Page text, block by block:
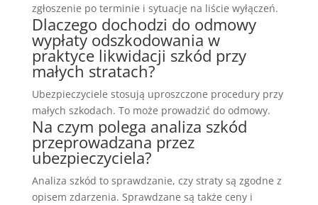
zgłoszenie po terminie i sytuacje na liście wyłączeń.
Dlaczego dochodzi do odmowy
wypłaty odszkodowania w
praktyce likwidacji szkód przy
małych stratach?
Ubezpieczyciele stosują uproszczone procedury przy
małych szkodach. To może prowadzić do odmowy.
Na czym polega analiza szkód
przeprowadzana przez
ubezpieczyciela?
Analiza szkód to sprawdzanie, czy straty są zgodne z
opisem zdarzenia. Sprawdzane są także ceny i